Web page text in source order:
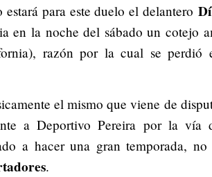
para este duelo el delantero
en la noche del sábado un cotejo
razón por la cual se perdió
el mismo que viene de
a Deportivo Pereira por la vía
a hacer una gran temporada,
.